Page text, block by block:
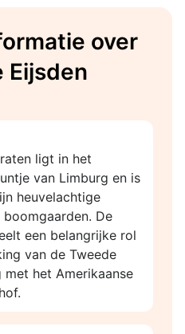
over
Eijsden
ligt in het
van Limburg en is
heuvelachtige
boomgaarden. De
een belangrijke rol
van de Tweede
met het Amerikaanse